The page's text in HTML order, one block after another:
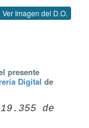
Ver Imagen del D.O.
presente
Digital de
de